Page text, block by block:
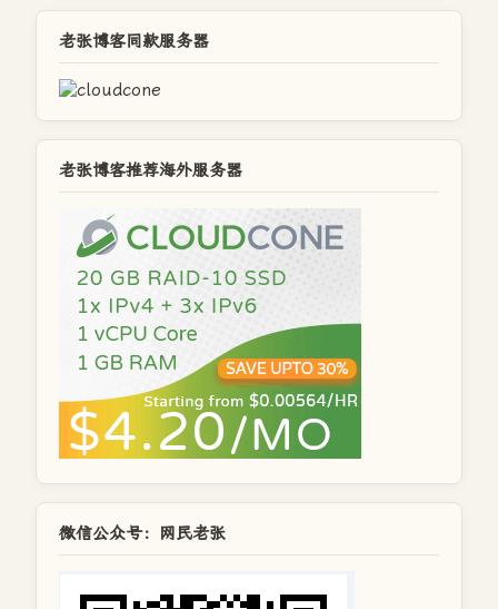
老张博客同款服务器
老张博客推荐海外服务器
微信公众号：网民老张